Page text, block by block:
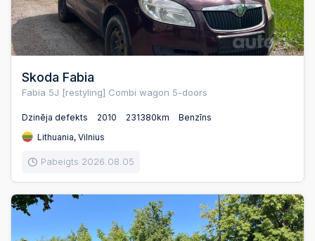
Skoda Fabia
Fabia 5J [restyling] Combi wagon 5-doors
Dzinēja defekts 2010 231380km
Benzīns
Lithuania, Vilnius
Pabeigts 2026.08.05